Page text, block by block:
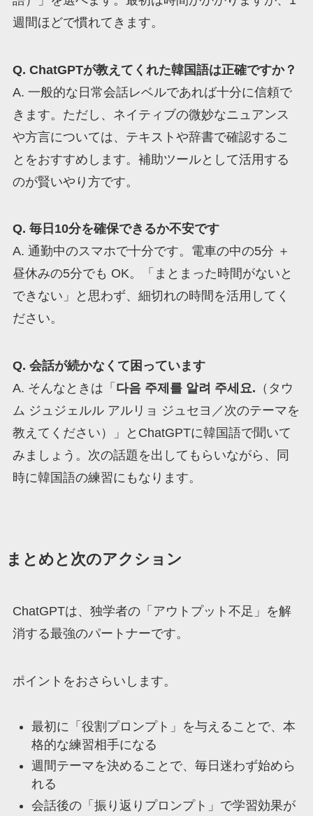
週間ほどで慣れてきます。
Q. ChatGPTが教えてくれた韓国語は正確ですか？
A. 一般的な日常会話レベルであれば十分に信頼で
きます。ただし、ネイティブの微妙なニュアンス
や方言については、テキストや辞書で確認するこ
とをおすすめします。補助ツールとして活用する
のが賢いやり方です。
Q. 毎日10分を確保できるか不安です
A. 通勤中のスマホで十分です。電車の中の5分 ＋
昼休みの5分でも OK。「まとまった時間がないと
できない」と思わず、細切れの時間を活用してく
ださい。
Q. 会話が続かなくて困っています
A. そんなときは「 다음 주제를 알려 주세요. （タウ
ム ジュジェルル アルリョ ジュセヨ／次のテーマを
教えてください）」とChatGPTに韓国語で聞いて
みましょう。次の話題を出してもらいながら、同
時に韓国語の練習にもなります。
まとめと次のアクション
ChatGPTは、独学者の「アウトプット不足」を解
消する最強のパートナーです。
ポイントをおさらいします。
最初に「役割プロンプト」を与えることで、本
格的な練習相手になる
週間テーマを決めることで、毎日迷わず始めら
れる
会話後の「振り返りプロンプト」で学習効果が